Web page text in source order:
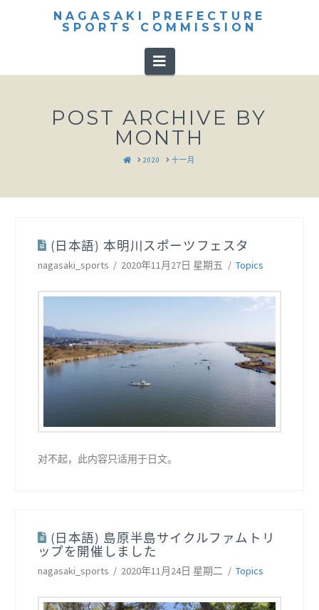
NAGASAKI PREFECTURE
SPORTS COMMISSION
Navigation
POST ARCHIVE BY
MONTH
HOME
2020 十一月
(日本語) 本明川スポーツフェスタ
nagasaki_sports 2020年11月27日 星期五 Topics
对不起，此内容只适用于日文。
(日本語) 島原半島サイクルファムトリ
ップを開催しました
nagasaki_sports 2020年11月24日 星期二 Topics